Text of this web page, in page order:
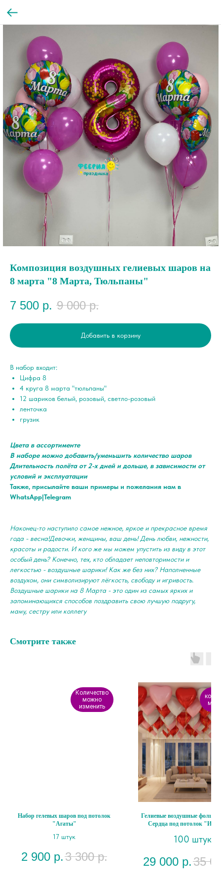
Композиция воздушных гелиевых шаров на
8 марта "8 Марта, Тюльпаны"
7 500 р. 9 000 р.
Добавить в корзину
В набор входит:
Цифра 8
4 круга 8 марта "тюльпаны"
12 шариков белый, розовый, светло-розовый
ленточка
грузик
Цвета в ассортименте
В наборе можно добавить/уменьшить количество шаров
Длительность полёта от 2-х дней и дольше, в зависимости от
условий и эксплуатации
Также, присылайте ваши примеры и пожелания нам в
WhatsApp|Telegram
Наконец-то наступило самое нежное, яркое и прекрасное время
года - весна!Девочки, женщины, ваш день! День любви, нежности,
красоты и радости. И кого же мы можем упустить из виду в этот
особый день? Конечно, тех, кто обладает неповторимости и
легкостью - воздушные шарики! Как же без них? Наполненные
воздухом, они символизируют лёгкость, свободу и игривость.
Воздушные шарики на 8 Марта - это один из самых ярких и
запоминающихся способов поздравить свою лучшую подругу,
маму, сестру или коллегу
Смотрите также
Количество
можно
изменить
Набор гелевых шаров под потолок
"Агаты"
17 штук
2 900 р.3 300 р.
Гелиевые воздушные
Сердца под потолок
100 штук
29 000 р.35